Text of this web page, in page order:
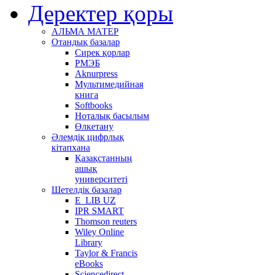
Деректер қоры
АЛЬМА МАТЕР
Отандық базалар
Сирек қорлар
РМЭБ
Аknurpress
Мультимедийная
книга
Softbooks
Ноталық басылым
Өлкетану
Әлемдік цифрлық
кітапхана
Қазақстанның
ашық
университеті
Шетелдік базалар
E_LIB UZ
IPR SMART
Thomson reuters
Wiley Online
Library
Taylor & Francis
eBooks